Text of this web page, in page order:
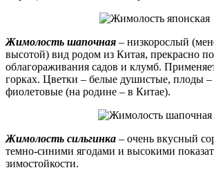
Жимолость шапочная – низкорослый
высотой) вид родом из Китая, прекрасно
облагораживания садов и клумб.
горках. Цветки – белые душистые, плоды
фиолетовые (на родине – в Китае).
Жимолость сильгинка – очень вкусный
темно-синими ягодами и высокими
зимостойкости.